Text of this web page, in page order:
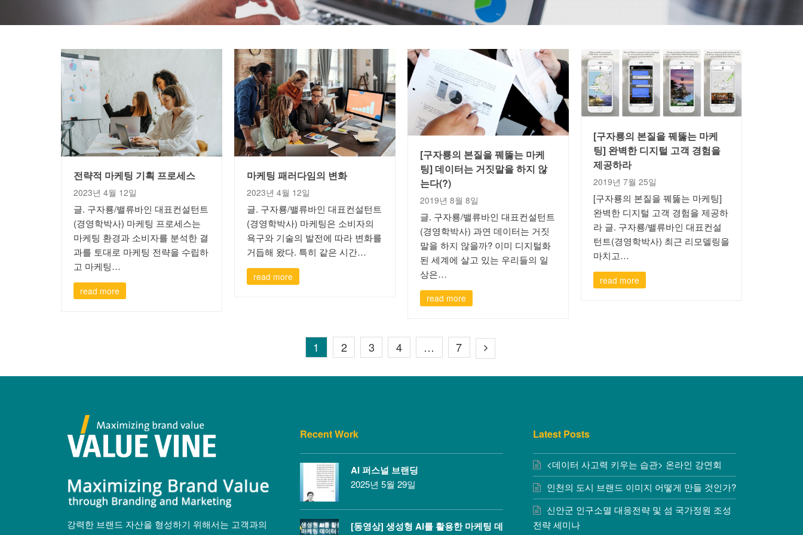
전략적 마케팅 기획 프로세스
2023년 4월 12일
글. 구자룡/밸류바인 대표컨설턴트
(경영학박사) 마케팅 프로세스는
마케팅 환경과 소비자를 분석한 결
과를 토대로 마케팅 전략을 수립하
고 마케팅…
read more
마케팅 패러다임의 변화
2023년 4월 12일
글. 구자룡/밸류바인 대표컨설턴트
(경영학박사) 마케팅은 소비자의
욕구와 기술의 발전에 따라 변화를
거듭해 왔다. 특히 같은 시간…
read more
[구자룡의 본질을 꿰뚫는 마케
팅] 데이터는 거짓말을 하지 않
는다(?)
2019년 8월 8일
글. 구자룡/밸류바인 대표컨설턴트
(경영학박사) 과연 데이터는 거짓
말을 하지 않을까? 이미 디지털화
된 세계에 살고 있는 우리들의 일
상은…
read more
[구자룡의 본질을 꿰뚫는 마케
팅] 완벽한 디지털 고객 경험을
제공하라
2019년 7월 25일
[구자룡의 본질을 꿰뚫는 마케팅]
완벽한 디지털 고객 경험을 제공하
라 글. 구자룡/밸류바인 대표컨설
턴트(경영학박사) 최근 리모델링을
마치고…
read more
1 2 3 4 … 7
강력한 브랜드 자산을 형성하기 위해서는 고객과의
Recent Work
AI 퍼스널 브랜딩
2025년 5월 29일
[동영상] 생성형 AI를 활용한 마케팅 데
Latest Posts
<데이터 사고력 키우는 습관> 온라인 강연회
인천의 도시 브랜드 이미지 어떻게 만들 것인가?
신안군 인구소멸 대응전략 및 섬 국가정원 조성
전략 세미나